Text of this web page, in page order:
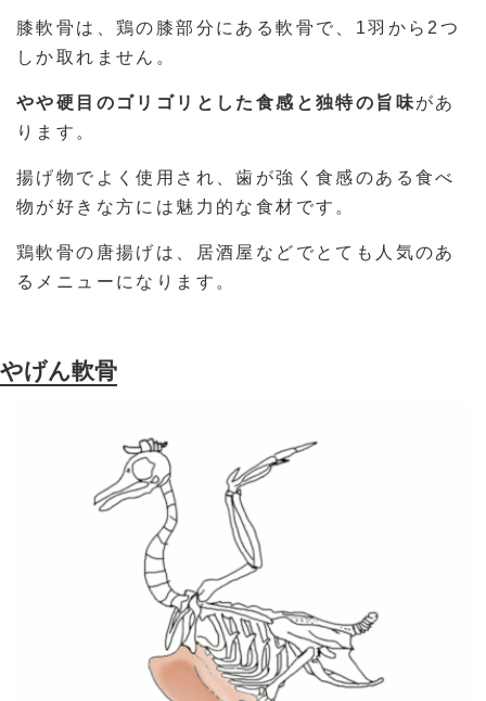
膝軟骨は、鶏の膝部分にある軟骨で、1羽から2つ
しか取れません。
やや硬目のゴリゴリとした食感と独特の旨味があ
ります。
揚げ物でよく使用され、歯が強く食感のある食べ
物が好きな方には魅力的な食材です。
鶏軟骨の唐揚げは、居酒屋などでとても人気のあ
るメニューになります。
やげん軟骨